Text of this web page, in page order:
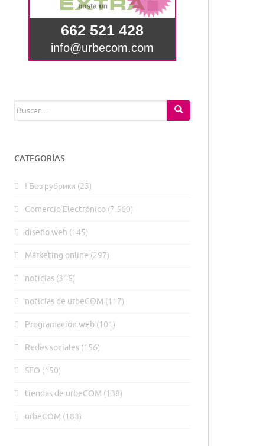
Buscar:
CATEGORÍAS
! Без рубрики (25)
Comercio Electrónico (7.560)
diseño web (145)
Márketing online (297)
noticias (315)
noticias de urbeCOM (117)
Programación web (101)
Redes sociales (156)
SEO (150)
tiendas de urbeCOM (138)
urbeCOM (183)